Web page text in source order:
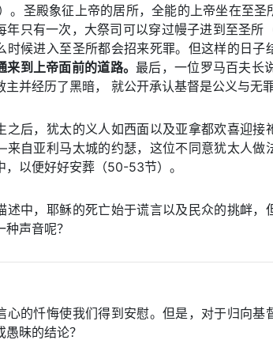
。圣殿象征上帝的居所，全能的上帝坐在至
年只有一次，大祭司可以穿过幔子进到至圣所
时候进入至圣所都会招来死罪。但这样的日子
来到上帝面前的道路。最后，一位罗马百夫长
主并经历了黑暗， 就公开承认基督是公义与无罪
之后，犹太的义人如西面以及亚拿都欢喜迎接
自亚利马太城的约瑟，这位不同意犹太人做
，以便好好安葬（50-53节）。
述中，耶稣的死亡始于谎言以及民众的挑衅，
声音呢？
心的忏悔使我们得到安慰。但是，对于归向
昧的结论？